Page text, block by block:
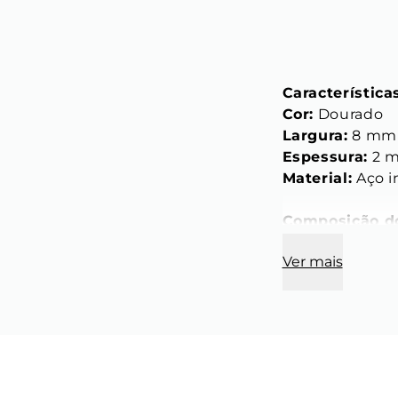
Cor: Dourado
Largura: 8 mm
Espessura: 2
Material: Aço
Composição
duradouro e
Ver mais